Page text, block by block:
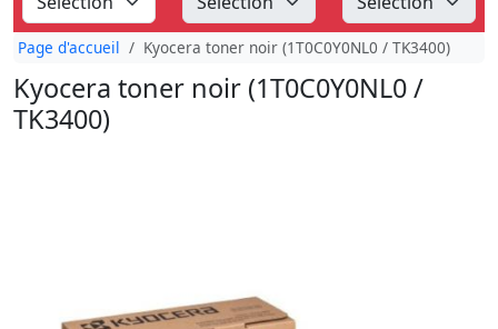
Page d'accueil Kyocera toner noir (1T0C0Y0NL0 / TK3400)
Kyocera toner noir (1T0C0Y0NL0 /
TK3400)